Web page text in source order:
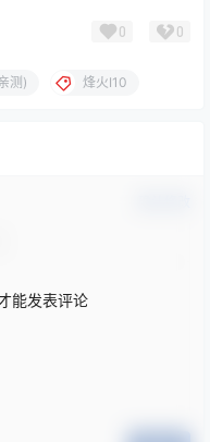
0 0
测) 烽火I10
能发表评论